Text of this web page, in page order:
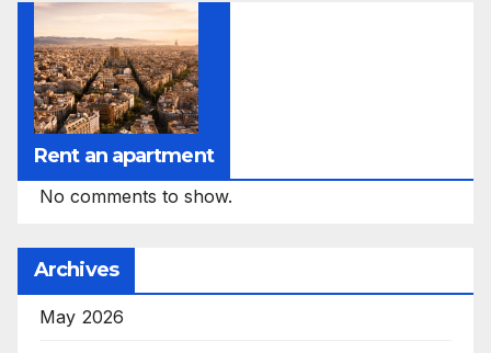
Rent an apartment
No comments to show.
Archives
May 2026